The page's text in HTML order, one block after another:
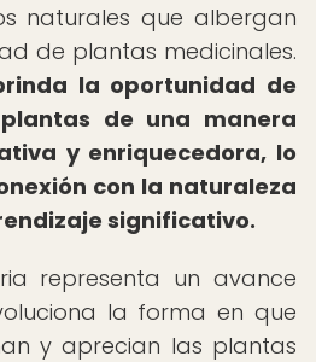
naturales que albergan
de plantas medicinales.
la oportunidad de
de una manera
y enriquecedora, lo
con la naturaleza
significativo.
representa un avance
la forma en que
y aprecian las plantas